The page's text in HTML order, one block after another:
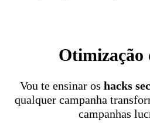
Otimização
Vou te ensinar os hacks
qualquer campanha
campanhas